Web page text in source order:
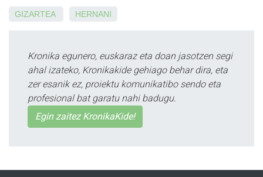
GIZARTEA HERNANI
Kronika egunero, euskaraz eta doan jasotzen segi
ahal izateko, Kronikakide gehiago behar dira, eta
zer esanik ez, proiektu komunikatibo sendo eta
profesional bat garatu nahi badugu.
Egin zaitez KronikaKide!